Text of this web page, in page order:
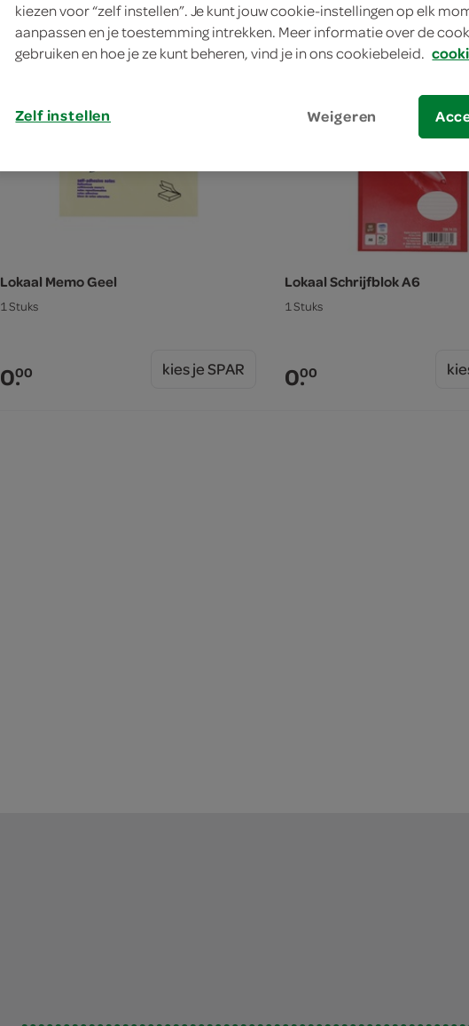
1.
59 kies je SPAR 0.00
Lokaal Memo Geel
1 Stuks
0.00 kies je SPAR
Lokaal Schrijfblok A6
1 Stuks
0.00
kiezen voor “zelf instellen”. Je kunt jouw cookie-instellingen op elk
aanpassen en je toestemming intrekken. Meer informatie over de
gebruiken en hoe je ze kunt beheren, vind je in ons cookiebeleid.
Zelf instellen Weigeren